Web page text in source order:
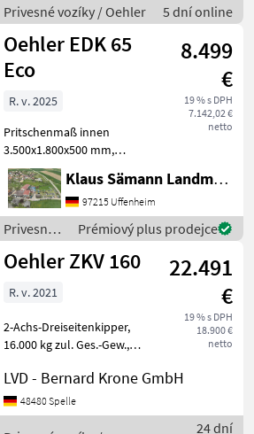
Auflaufbremse Technische
Daten: Pritschenmaß
Privesné vozíky / Oehler 5 dní online
Oehler EDK 65
Eco
8.499
€
19 % s DPH
7.142,02 €
netto
R. v. 2025
Pritschenmaß innen
3.500x1.800x500 mm,
Gesamtlänge/breite
5.140x1.950 mm,
Grundbordwand 500 mm,
Plattformhöhe ca. 940 mm,
Bodenplatte 4 mm
durchgehend,
ungeschweißt,
Klaus Sämann Landmaschinen Fachbetrieb GmbH
97215 Uffenheim
Privesné
vozíky /
Oehler
Prémiový plus prodejce
Oehler ZKV 160
22.491
€
19 % s DPH
18.900 €
netto
R. v. 2021
2-Achs-Dreiseitenkipper,
16.000 kg zul. Ges.-Gew.,
Druckluftbremse, mit KFZ-
Brief, Privesné vozíky
Sklápacie vozidlo
LVD - Bernard Krone GmbH
48480 Spelle
24 dní